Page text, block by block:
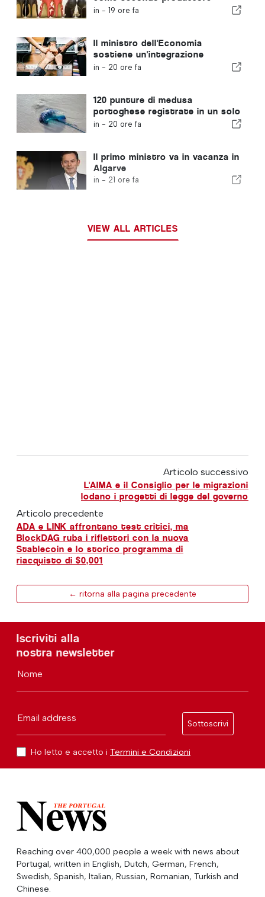
europeo di calzature
in - 19 ore fa
Il ministro dell'Economia
sostiene un'integrazione
regolamentata e garantisce un
in - 20 ore fa
120 punture di medusa
portoghese registrate in un solo
giorno
in - 20 ore fa
Il primo ministro va in vacanza in
Algarve
in - 21 ore fa
VIEW ALL ARTICLES
Articolo successivo
L'AIMA e il Consiglio per le migrazioni
lodano i progetti di legge del governo
Articolo precedente
ADA e LINK affrontano test critici, ma
BlockDAG ruba i riflettori con la nuova
Stablecoin e lo storico programma di
riacquisto di $0,001
← ritorna alla pagina precedente
Iscriviti alla
nostra newsletter
Nome
Email address
Sottoscrivi
Ho letto e accetto i Termini e Condizioni
Reaching over 400,000 people a week with news about
Portugal, written in English, Dutch, German, French,
Swedish, Spanish, Italian, Russian, Romanian, Turkish and
Chinese.